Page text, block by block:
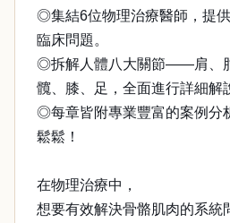
◎集結6位物理治療醫師，提
臨床問題。
◎拆解人體八大關節——肩、
髖、膝、足，全面進行詳細解
◎每章皆附專業豐富的案例分
鬆鬆！
在物理治療中，
想要有效解決骨骼肌肉的系統